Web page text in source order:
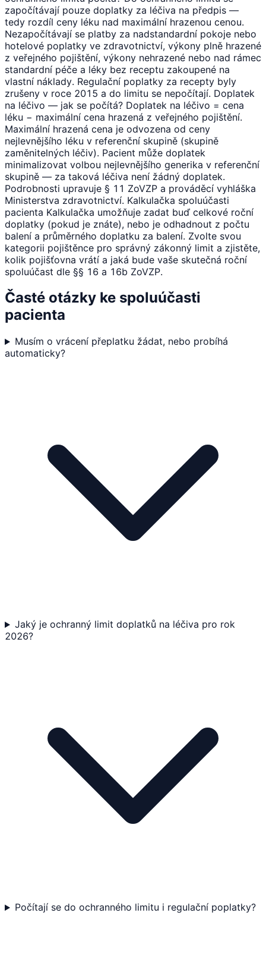
započítávají pouze doplatky za léčiva na předpis —
tedy rozdíl ceny léku nad maximální hrazenou cenou.
Nezapočítávají se platby za nadstandardní pokoje nebo
hotelové poplatky ve zdravotnictví, výkony plně hrazené
z veřejného pojištění, výkony nehrazené nebo nad rámec
standardní péče a léky bez receptu zakoupené na
vlastní náklady. Regulační poplatky za recepty byly
zrušeny v roce 2015 a do limitu se nepočítají. Doplatek
na léčivo — jak se počítá? Doplatek na léčivo = cena
léku − maximální cena hrazená z veřejného pojištění.
Maximální hrazená cena je odvozena od ceny
nejlevnějšího léku v referenční skupině (skupině
zaměnitelných léčiv). Pacient může doplatek
minimalizovat volbou nejlevnějšího generika v referenční
skupině — za taková léčiva není žádný doplatek.
Podrobnosti upravuje § 11 ZoVZP a prováděcí vyhláška
Ministerstva zdravotnictví. Kalkulačka spoluúčasti
pacienta Kalkulačka umožňuje zadat buď celkové roční
doplatky (pokud je znáte), nebo je odhadnout z počtu
balení a průměrného doplatku za balení. Zvolte svou
kategorii pojištěnce pro správný zákonný limit a zjistěte,
kolik pojišťovna vrátí a jaká bude vaše skutečná roční
spoluúčast dle §§ 16 a 16b ZoVZP.
Časté otázky ke spoluúčasti
pacienta
Musím o vrácení přeplatku žádat, nebo probíhá
automaticky?
Jaký je ochranný limit doplatků na léčiva pro rok
2026?
Počítají se do ochranného limitu i regulační poplatky?